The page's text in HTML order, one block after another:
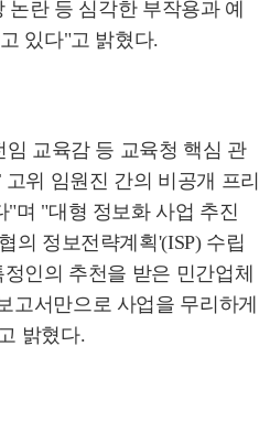
란 등 심각한 부작용과 예
있다"고 밝혔다.
교육감 등 교육청 핵심 관
위 임원진 간의 비공개 프리
"며 "대형 정보화 사업 추진
의 정보전략계획'(ISP) 수립
인의 추천을 받은 민간업체
고서만으로 사업을 무리하게
밝혔다.